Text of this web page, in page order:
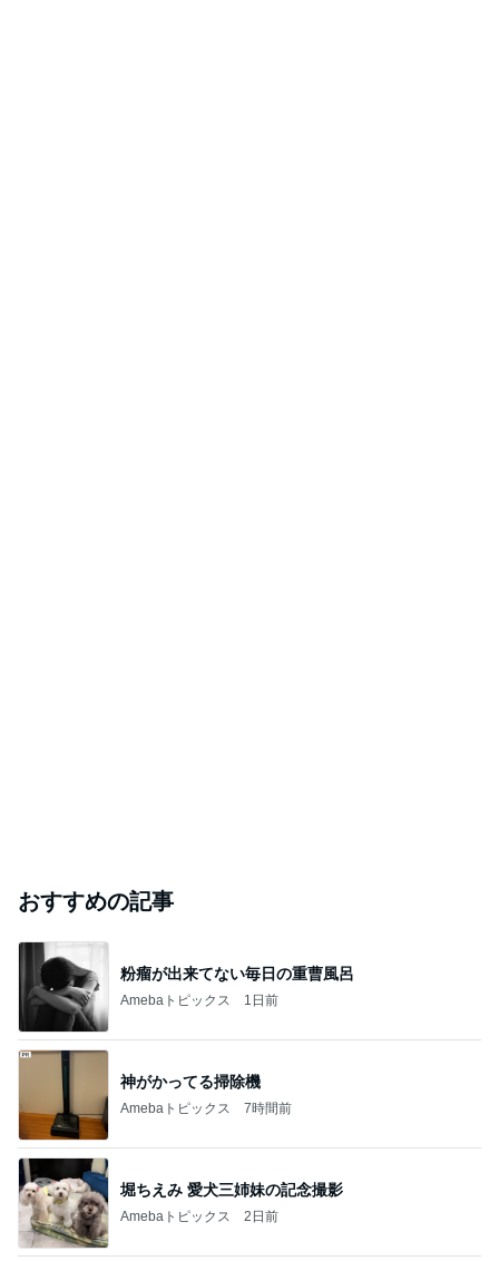
おすすめの記事
粉瘤が出来てない毎日の重曹風呂
Amebaトピックス 1日前
神がかってる掃除機
Amebaトピックス 7時間前
堀ちえみ 愛犬三姉妹の記念撮影
Amebaトピックス 2日前